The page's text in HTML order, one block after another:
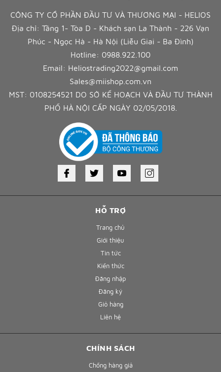
HỖ TRỢ
Trang chủ
Giới thiệu
Tin tức
Kiến thức
Đăng nhập
Đăng ký
Giỏ hàng
Liên hệ
CÔNG TY CỔ PHẦN ĐẦU TƯ VÀ THƯƠNG MẠI - HELIOS
Địa chỉ: Tầng 1- Tòa D - Khách sạn La Thành - 226 Vạn
Phúc - Ngọc Hà - Hà Nội (Liễu Giai - Ba Đình)
Hotline: 0988.922.100
Email: Heliostrading2022@gmail.com
Sales@miishop.com.vn
MST: 0108254521 DO SỞ KẾ HOẠCH VÀ ĐẦU TƯ THÀNH
PHỐ HÀ NỘI CẤP NGÀY 02/05/2018.
CHÍNH SÁCH
Chống hàng giả